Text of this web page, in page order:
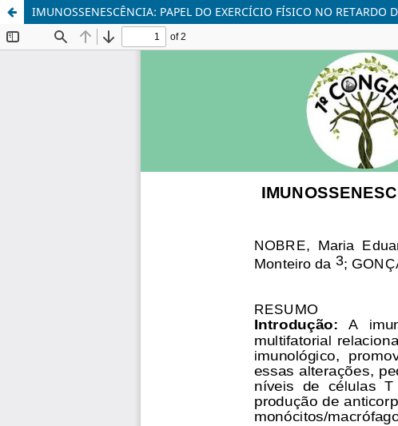
IMUNOSSENESCÊNCIA: PAPEL DO EXERCÍCIO FÍSICO NO RETARDO